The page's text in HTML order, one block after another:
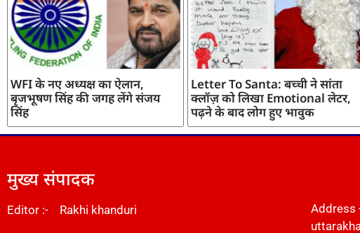
WFI के नए अध्यक्ष का ऐलान,
बृजभूषण सिंह की जगह लेंगे संजय
सिंह
Letter To Santa: बच्ची ने सांता
क्लॉज़ को लिखा Emotional लेटर,
पढ़ने के बाद लोग हुए भावुक
मुख्य संपादक
Editor :- Rakhi khanduri
Address